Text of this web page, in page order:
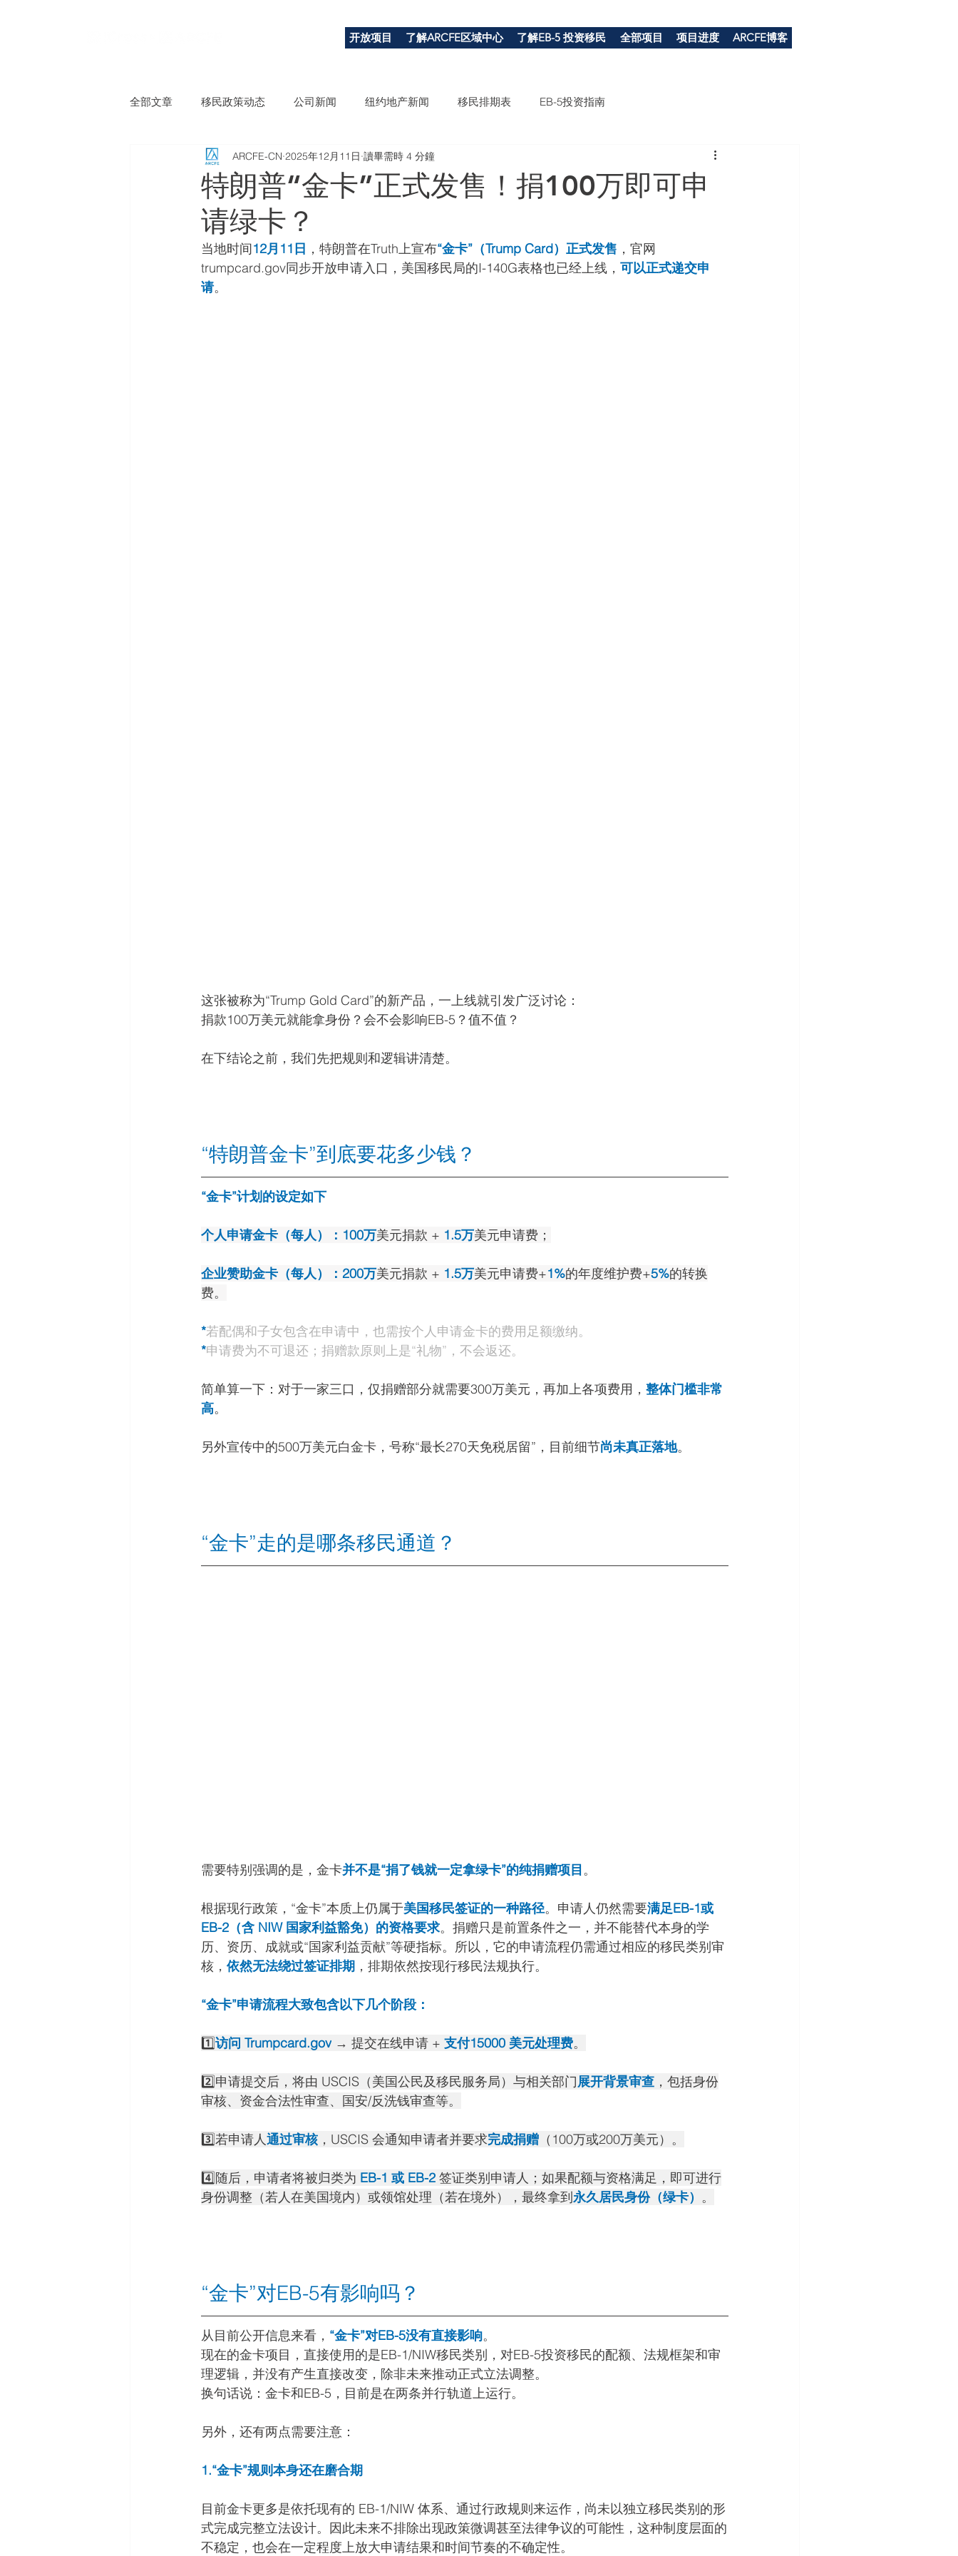
开放项目 了解ARCFE区域中心 了解EB-5 投资移民 全部项目 项目进度 ARCFE博客
全部文章 移民政策动态 公司新闻 纽约地产新闻 移民排期表 EB-5投资指南
特朗普“金卡”正式发售！捐100万即可申
请绿卡？
ARCFE-CN 2025年12月11日 讀畢需時 4 分鐘
当地时间12月11日 ，特朗普在Truth上宣布“金卡”（Trump Card）正式发售 ，官网
trumpcard.gov同步开放申请入口，美国移民局的I-140G表格也已经上线， 可以正式递交申
请。
这张被称为“Trump Gold Card”的新产品，一上线就引发广泛讨论：
捐款100万美元就能拿身份？会不会影响EB-5？值不值？
在下结论之前，我们先把规则和逻辑讲清楚。
“特朗普金卡”到底要花多少钱？
“金卡”计划的设定如下
个人申请金卡（每人）：100万美元捐款 + 1.5万美元申请费；
企业赞助金卡（每人）：200万美元捐款 + 1.5万美元申请费+1%的年度维护费+5%的转换
费。
*若配偶和子女包含在申请中，也需按个人申请金卡的费用足额缴纳。
*申请费为不可退还；捐赠款原则上是“礼物”，不会返还。
简单算一下：对于一家三口，仅捐赠部分就需要300万美元，再加上各项费用， 整体门槛非常
高。
另外宣传中的500万美元白金卡，号称“最长270天免税居留”，目前细节尚未真正落地。
“金卡”走的是哪条移民通道？
需要特别强调的是，金卡并不是“捐了钱就一定拿绿卡”的纯捐赠项目。
根据现行政策，“金卡”本质上仍属于美国移民签证的一种路径。申请人仍然需要满足EB-1或
EB-2（含 NIW 国家利益豁免）的资格要求。捐赠只是前置条件之一，并不能替代本身的学
历、资历、成就或“国家利益贡献”等硬指标。所以，它的申请流程仍需通过相应的移民类别审
核， 依然无法绕过签证排期 ，排期依然按现行移民法规执行。
“金卡”申请流程大致包含以下几个阶段：
1️⃣访问 Trumpcard.gov → 提交在线申请 + 支付15000 美元处理费。
2️⃣申请提交后，将由 USCIS（美国公民及移民服务局）与相关部门展开背景审查 ，包括身份
审核、资金合法性审查、国安/反洗钱审查等。
3️⃣若申请人通过审核 ，USCIS 会通知申请者并要求完成捐赠 （100万或200万美元）。
4️⃣随后，申请者将被归类为 EB-1 或 EB-2 签证类别申请人；如果配额与资格满足，即可进行
身份调整（若人在美国境内）或领馆处理（若在境外），最终拿到永久居民身份（绿卡） 。
“金卡”对EB-5有影响吗？
从目前公开信息来看， “金卡”对EB-5没有直接影响。
现在的金卡项目，直接使用的是EB-1/NIW移民类别，对EB-5投资移民的配额、法规框架和审
理逻辑，并没有产生直接改变，除非未来推动正式立法调整。
换句话说：金卡和EB-5，目前是在两条并行轨道上运行。
另外，还有两点需要注意：
1.“金卡”规则本身还在磨合期
目前金卡更多是依托现有的 EB-1/NIW 体系、通过行政规则来运作，尚未以独立移民类别的形
式完成完整立法设计。因此未来不排除出现政策微调甚至法律争议的可能性，这种制度层面的
不稳定，也会在一定程度上放大申请结果和时间节奏的不确定性。